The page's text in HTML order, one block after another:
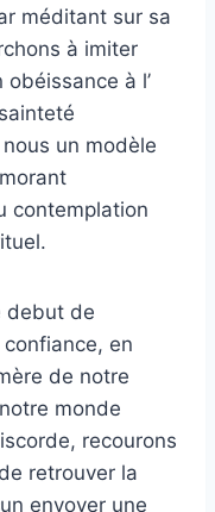
méditant sur sa
à imiter
à l’
un modèle
contemplation
debut de
en
de notre
monde
recourons
retrouver la
envoyer une